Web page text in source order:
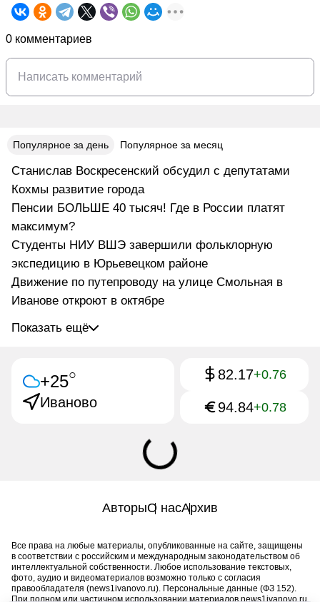
0 комментариев
Популярное за день Популярное за месяц
Станислав Воскресенский обсудил с депутатами
Кохмы развитие города
Пенсии БОЛЬШЕ 40 тысяч! Где в России платят
максимум?
Студенты НИУ ВШЭ завершили фольклорную
экспедицию в Юрьевецком районе
Движение по путепроводу на улице Смольная в
Иванове откроют в октябре
Показать ещё
+25○
Иваново
82.17+0.76
94.84+0.78
АвторыО насАрхив
Все права на любые материалы, опубликованные на сайте, защищены
в соответствии с российским и международным законодательством об
интеллектуальной собственности. Любое использование текстовых,
фото, аудио и видеоматериалов возможно только с согласия
правообладателя (news1ivanovo.ru). Персональные данные (ФЗ 152).
При полном или частичном использовании материалов news1ivanovo.ru